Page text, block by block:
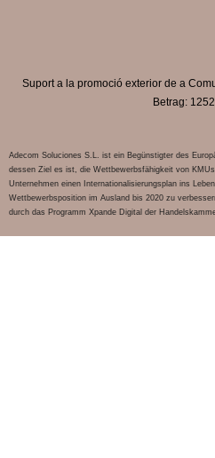
Suport a la promoció exterior de a
Betrag:
Adecom Soluciones S.L. ist ein Begünstigter des
dessen Ziel es ist, die Wettbewerbsfähigkeit von
Unternehmen einen Internationalisierungsplan ins
Wettbewerbsposition im Ausland bis 2020 zu
durch das Programm Xpande Digital der